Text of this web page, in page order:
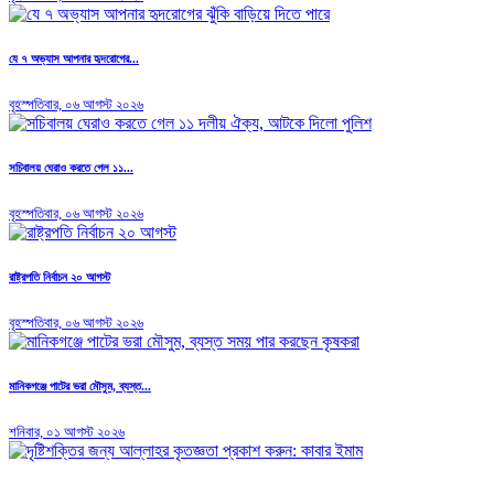
যে ৭ অভ্যাস আপনার হৃদরোগের...
বৃহস্পতিবার, ০৬ আগস্ট ২০২৬
সচিবালয় ঘেরাও করতে গেল ১১...
বৃহস্পতিবার, ০৬ আগস্ট ২০২৬
রাষ্ট্রপতি নির্বাচন ২০ আগস্ট
বৃহস্পতিবার, ০৬ আগস্ট ২০২৬
মানিকগঞ্জে পাটের ভরা মৌসুম, ব্যস্ত...
শনিবার, ০১ আগস্ট ২০২৬